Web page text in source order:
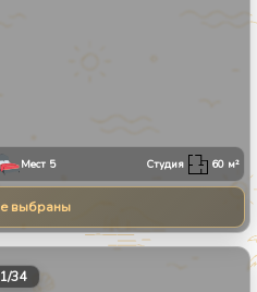
Мест 5 Студия 60 м²
выбраны
1/34